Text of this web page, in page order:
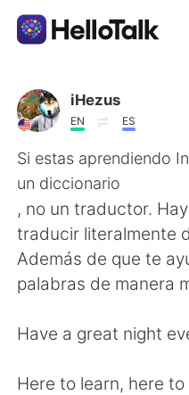
Language
AI Grammar Checker
English
简体中文 繁
iHezus
EN ES
Si estas aprendiendo
un diccionario
, no un traductor.
traducir literalmente
Además de que te
palabras de manera
Have a great night
Here to learn, here to